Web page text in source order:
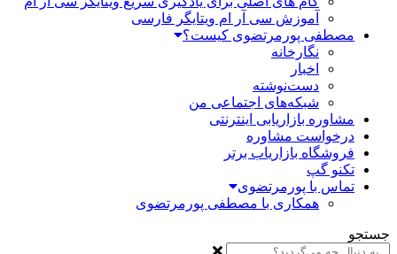
آموزش سی آر ام ویتایگر فارسی
مصطفی پورمرتضوی کیست؟
نگارخانه
اخبار
دست‌نوشته
شبکه‌های اجتماعی من
مشاوره بازاریابی اینترنتی
درخواست مشاوره
فروشگاه بازاریاب برتر
تکنو گپ
تماس با پورمرتضوی
همکاری با مصطفی پورمرتضوی
جستجو